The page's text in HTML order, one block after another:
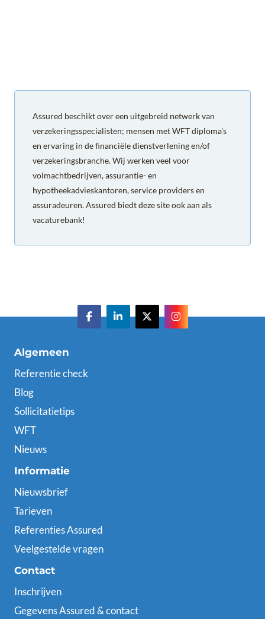
Assured beschikt over een uitgebreid netwerk van
verzekeringsspecialisten; mensen met WFT diploma's
en ervaring in de financiële dienstverlening en/of
verzekeringsbranche. Wij werken veel voor
volmachtbedrijven, assurantie- en
hypotheekadvieskantoren, service providers en
assuradeuren. Assured biedt deze site ook aan als
vacaturebank!
Algemeen
Referentie check
Blog
Sollicitatietips
WFT
Nieuws
Informatie
Nieuwsbrief
Tarieven
Referenties Assured
Veelgestelde vragen
Contact
Inschrijven
Gegevens Assured & contact